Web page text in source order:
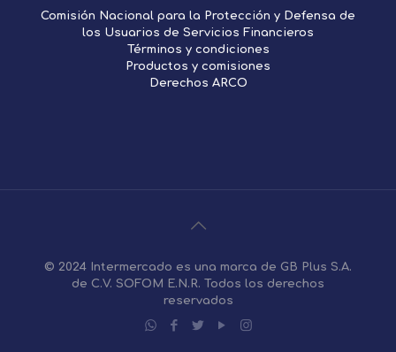
Comisión Nacional para la Protección y Defensa de
los Usuarios de Servicios Financieros
Términos y condiciones
Productos y comisiones
Derechos ARCO
© 2024 Intermercado es una marca de GB Plus S.A.
de C.V. SOFOM E.N.R. Todos los derechos
reservados